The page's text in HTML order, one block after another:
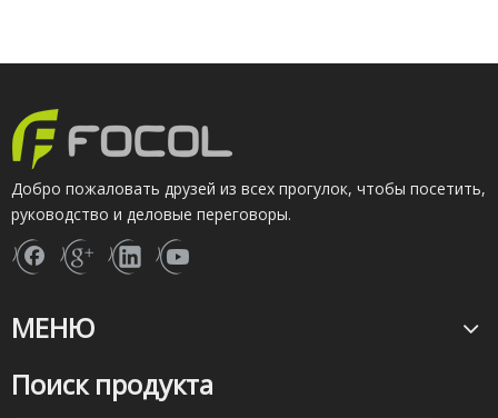
Добро пожаловать друзей из всех прогулок, чтобы посетить,
руководство и деловые переговоры.
МЕНЮ
Поиск продукта